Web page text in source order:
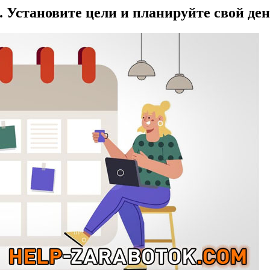
Установите цели и планируйте свой